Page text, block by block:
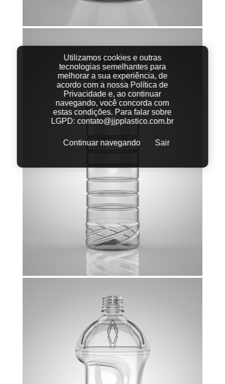
Utilizamos cookies e outras
tecnologias semelhantes para
melhorar a sua experiência, de
acordo com a nossa Política de
Privacidade e, ao continuar
navegando, você concorda com
estas condições. Para falar sobre
LGPD:contato@jjpplastico.com.br
Continuar navegando Sair